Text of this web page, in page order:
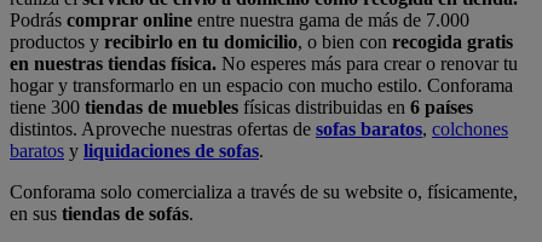
Podrás comprar online entre nuestra gama de más de 7.000
productos y recibirlo en tu domicilio, o bien con recogida gratis
en nuestras tiendas física. No esperes más para crear o renovar tu
hogar y transformarlo en un espacio con mucho estilo. Conforama
tiene 300 tiendas de muebles físicas distribuidas en 6 países
distintos. Aproveche nuestras ofertas de sofas baratos, colchones
baratos y liquidaciones de sofas.
Conforama solo comercializa a través de su website o, físicamente,
en sus tiendas de sofás.